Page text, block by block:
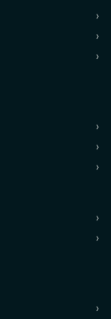
›
›
›
›
›
›
›
›
›